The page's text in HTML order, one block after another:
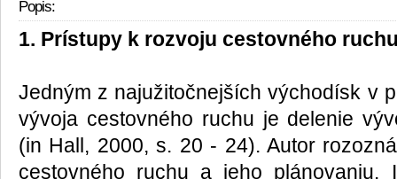
Popis:
1. Prístupy k rozvoju cestovného
Jedným z najužitočnejších východísk v
vývoja cestovného ruchu je delenie
(in Hall, 2000, s. 20 - 24). Autor
cestovného ruchu a jeho plánovaniu.